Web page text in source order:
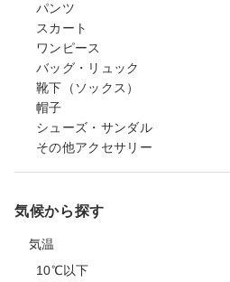
パンツ
スカート
ワンピース
バッグ・リュック
靴下（ソックス）
帽子
シューズ・サンダル
その他アクセサリー
気候から探す
気温
10℃以下